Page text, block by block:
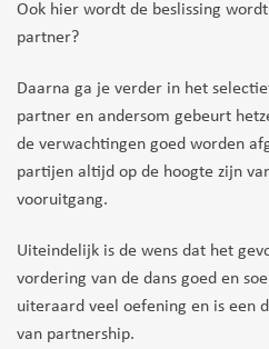
Ook hier wordt de beslissing
partner?
Daarna ga je verder in het
partner en andersom gebeurt
de verwachtingen goed worden
partijen altijd op de hoogte zijn
vooruitgang.
Uiteindelijk is de wens dat het
vordering van de dans goed en
uiteraard veel oefening en is een
van partnership.